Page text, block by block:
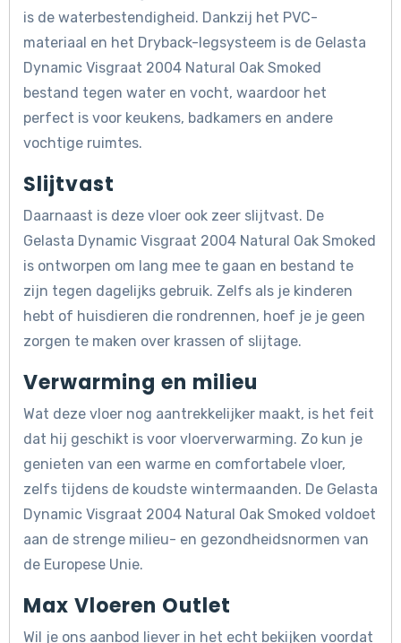
is de waterbestendigheid. Dankzij het PVC-
materiaal en het Dryback-legsysteem is de Gelasta
Dynamic Visgraat 2004 Natural Oak Smoked
bestand tegen water en vocht, waardoor het
perfect is voor keukens, badkamers en andere
vochtige ruimtes.
Slijtvast
Daarnaast is deze vloer ook zeer slijtvast. De
Gelasta Dynamic Visgraat 2004 Natural Oak Smoked
is ontworpen om lang mee te gaan en bestand te
zijn tegen dagelijks gebruik. Zelfs als je kinderen
hebt of huisdieren die rondrennen, hoef je je geen
zorgen te maken over krassen of slijtage.
Verwarming en milieu
Wat deze vloer nog aantrekkelijker maakt, is het feit
dat hij geschikt is voor vloerverwarming. Zo kun je
genieten van een warme en comfortabele vloer,
zelfs tijdens de koudste wintermaanden. De Gelasta
Dynamic Visgraat 2004 Natural Oak Smoked voldoet
aan de strenge milieu- en gezondheidsnormen van
de Europese Unie.
Max Vloeren Outlet
Wil je ons aanbod liever in het echt bekijken voordat